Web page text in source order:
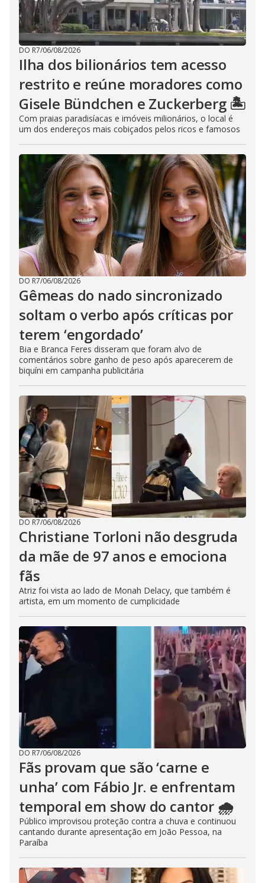
DO R7/06/08/2026
Ilha dos bilionários tem acesso
restrito e reúne moradores como
Gisele Bündchen e Zuckerberg 🏝️
Com praias paradisíacas e imóveis milionários, o local é
um dos endereços mais cobiçados pelos ricos e famosos
DO R7/06/08/2026
Gêmeas do nado sincronizado
soltam o verbo após críticas por
terem ‘engordado’
Bia e Branca Feres disseram que foram alvo de
comentários sobre ganho de peso após aparecerem de
biquíni em campanha publicitária
DO R7/06/08/2026
Christiane Torloni não desgruda
da mãe de 97 anos e emociona
fãs
Atriz foi vista ao lado de Monah Delacy, que também é
artista, em um momento de cumplicidade
DO R7/06/08/2026
Fãs provam que são ‘carne e
unha’ com Fábio Jr. e enfrentam
temporal em show do cantor 🌧️
Público improvisou proteção contra a chuva e continuou
cantando durante apresentação em João Pessoa, na
Paraíba